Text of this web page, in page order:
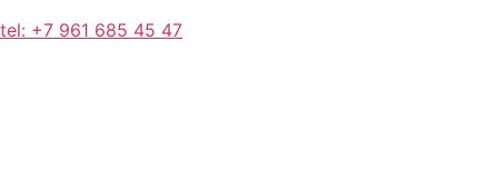
tel: +7 961 685 45 47